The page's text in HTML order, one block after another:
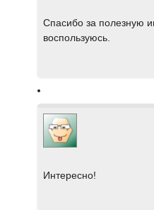
Спасибо за полезную
воспользуюсь.
Интересно!